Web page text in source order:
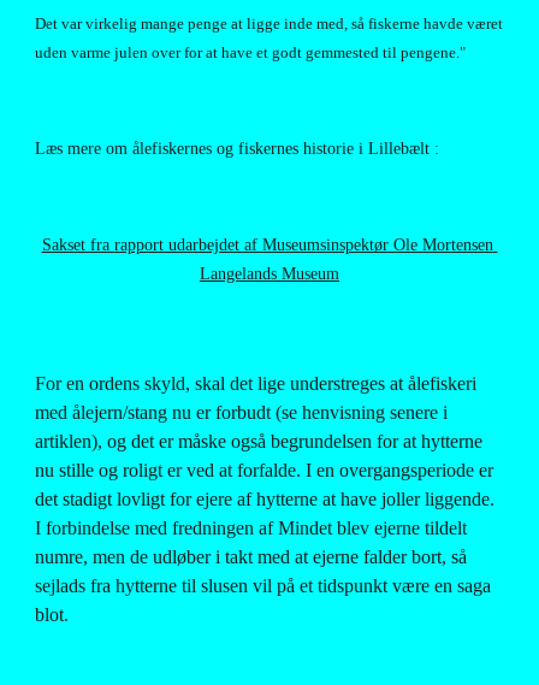
Det var virkelig mange penge at ligge inde med, så fiskerne havde været
uden varme julen over for at have et godt gemmested til pengene."
Læs mere om ålefiskernes og fiskernes historie i Lillebælt :
Sakset fra rapport udarbejdet af Museumsinspektør Ole Mortensen
Langelands Museum
For en ordens skyld, skal det lige understreges at ålefiskeri
med ålejern/stang nu er forbudt (se henvisning senere i
artiklen), og det er måske også begrundelsen for at hytterne
nu stille og roligt er ved at forfalde. I en overgangsperiode er
det stadigt lovligt for ejere af hytterne at have joller liggende.
I forbindelse med fredningen af Mindet blev ejerne tildelt
numre, men de udløber i takt med at ejerne falder bort, så
sejlads fra hytterne til slusen vil på et tidspunkt være en saga
blot.